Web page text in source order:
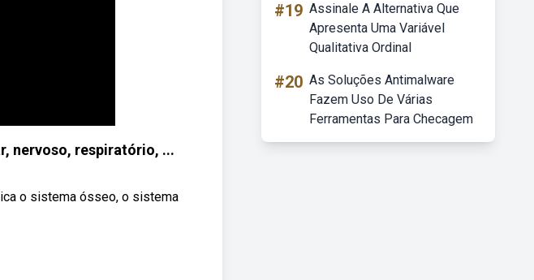
nervoso, respiratório, ...
o sistema ósseo, o sistema
#19 Assinale A Alternativa Que
Apresenta Uma Variável
Qualitativa Ordinal
#20 As Soluções Antimalware
Fazem Uso De Várias
Ferramentas Para Checagem